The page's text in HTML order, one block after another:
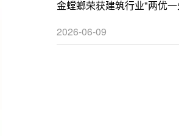
金螳螂荣获建筑行业"两优
2026-06-09